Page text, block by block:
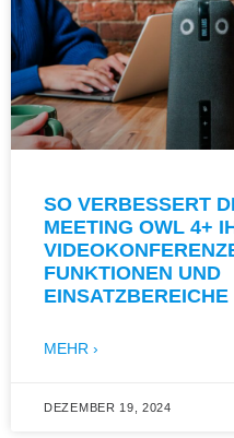
SO VERBESSERT
MEETING OWL 4+
FUNKTIONEN UND
EINSATZBEREICHE
MEHR ›
DEZEMBER 19, 2024